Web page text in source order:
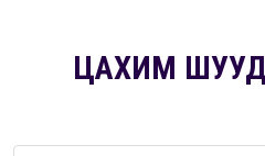
ЦАХИМ